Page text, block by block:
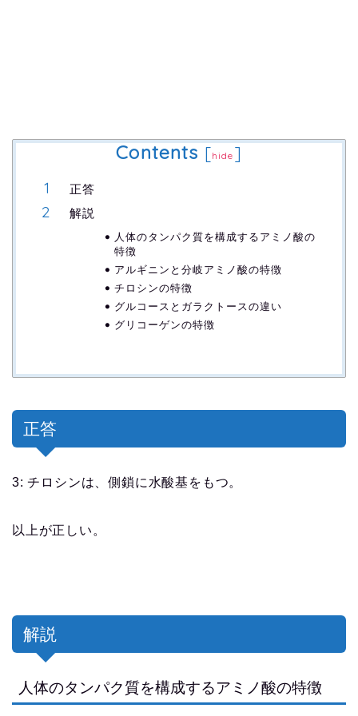
Contents [hide ]
正答
解説
人体のタンパク質を構成するアミノ酸の
特徴
アルギニンと分岐アミノ酸の特徴
チロシンの特徴
グルコースとガラクトースの違い
グリコーゲンの特徴
正答
3: チロシンは、側鎖に水酸基をもつ。
以上が正しい。
解説
人体のタンパク質を構成するアミノ酸の特徴